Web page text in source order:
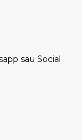
sau Social